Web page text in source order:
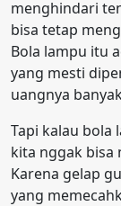
menghindari
bisa tetap
Bola lampu itu
yang mesti
uangnya
Tapi kalau bola
kita nggak bisa
Karena gelap
yang